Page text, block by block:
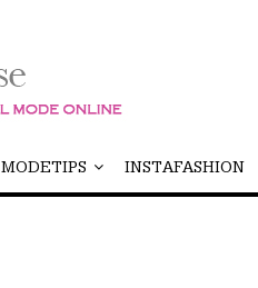
MODETIPS INSTAFASHION